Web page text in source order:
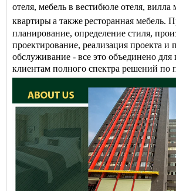
отеля, мебель в вестибюле отеля, вилла
квартирыа такжересторанная мебель.
планирование, определение стиля,
проектирование, реализация проекта и
обслуживание - все это объединено для
клиентам полного спектра решений по